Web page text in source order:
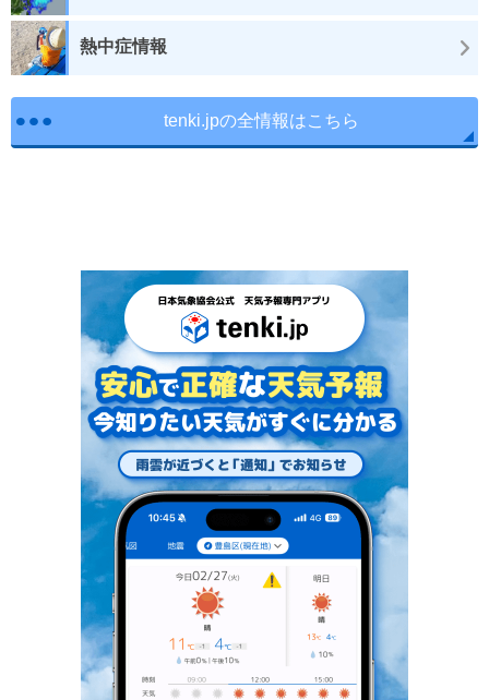
熱中症情報
tenki.jpの全情報はこちら